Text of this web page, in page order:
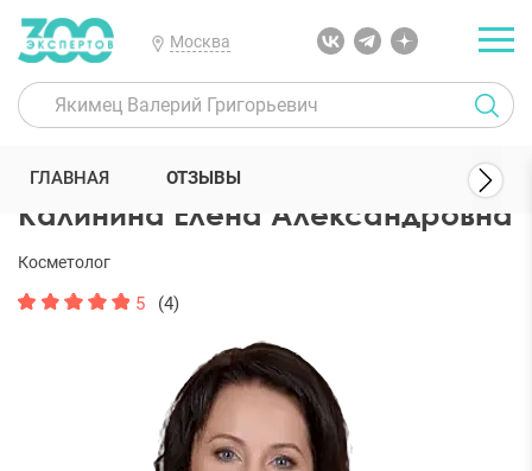
Москва
300 Экспертов Косметологи Калинина Елена Александровна
Калинина Елена Александровна
Косметолог
5 (4)
ГЛАВНАЯ ОТЗЫВЫ